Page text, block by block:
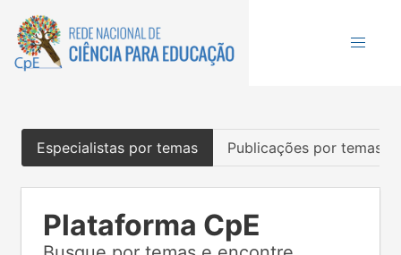
Especialistas por temas Publicações por temas
Plataforma CpE